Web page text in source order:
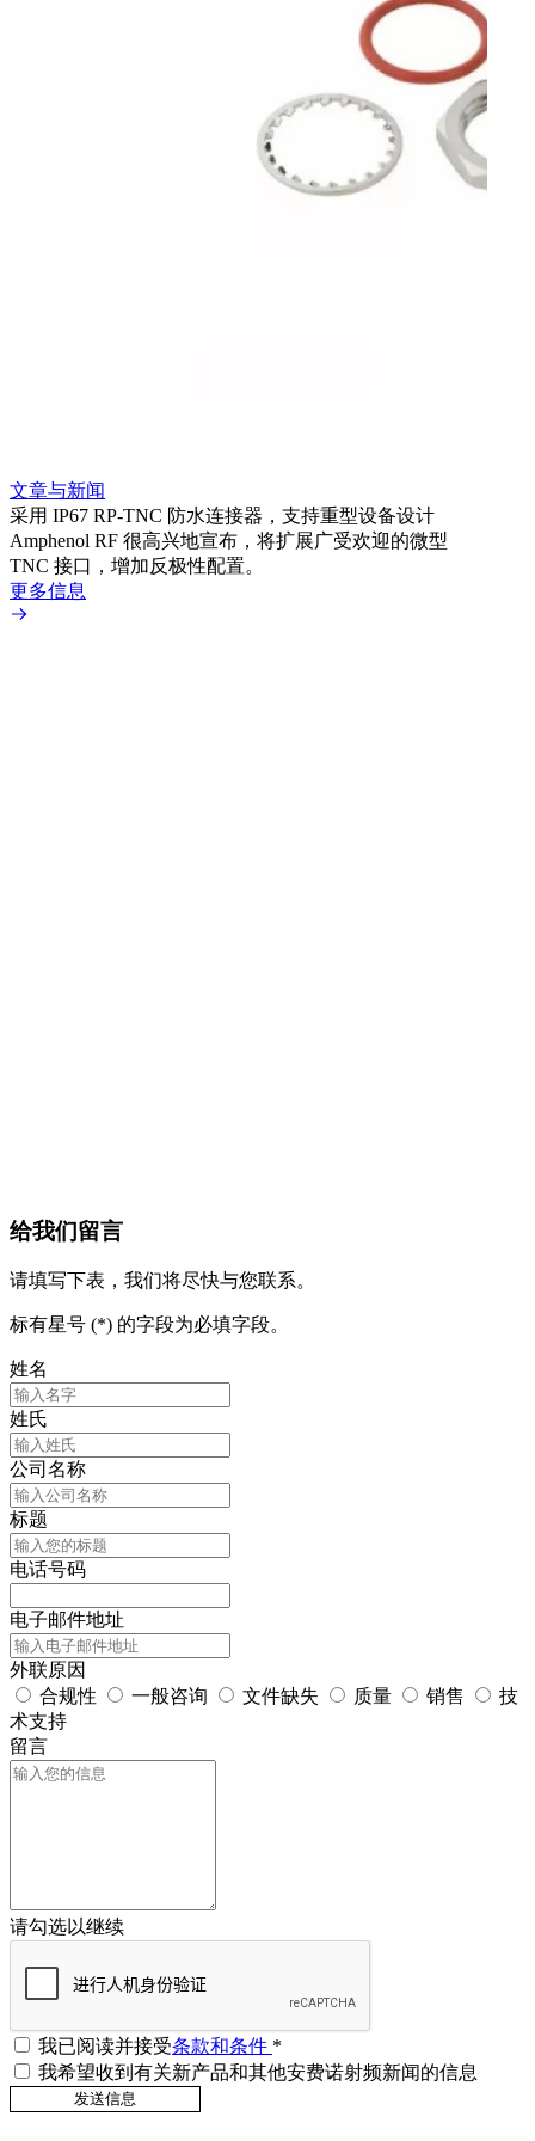
文章与新闻
采用 IP67 RP-TNC 防水连接器，支持重型设备设计
Amphenol RF 很高兴地宣布，将扩展广受欢迎的微型
TNC 接口，增加反极性配置。
更多信息
给我们留言
请填写下表，我们将尽快与您联系。
标有星号 (*) 的字段为必填字段。
姓名
姓氏
公司名称
标题
电话号码
电子邮件地址
外联原因
合规性
一般咨询 文件缺失 质量 销售
技
术支持
留言
请勾选以继续
我已阅读并接受条款和条件 *
我希望收到有关新产品和其他安费诺射频新闻的信息